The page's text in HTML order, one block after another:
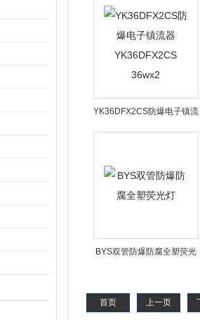
YK36DFX2CS防爆电子镇流
器YK36DFX2CS 36wx2
BYS双管防爆防腐全塑荧光
首页 上一页